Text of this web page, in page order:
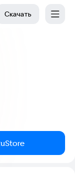
Скачать